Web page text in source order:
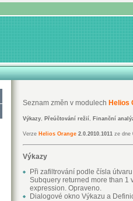
Seznam změn v modulech Helios
Výkazy, Přeúčtování režií, Finanční
Verze Helios Orange 2.0.2010.1011 ze dne
Výkazy
Při zafiltrování podle čísla
Subquery returned more than 1
expression. Opraveno.
Dialogové okno Výkazu a